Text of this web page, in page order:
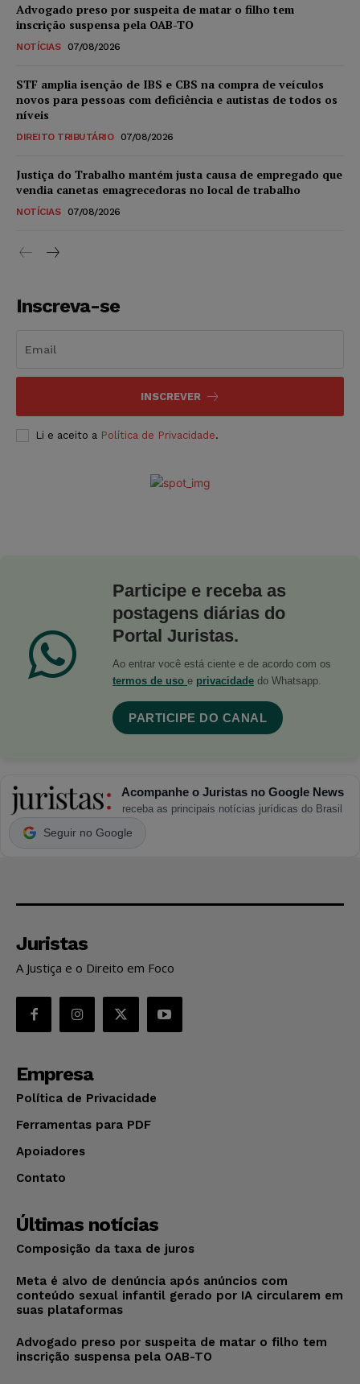
Advogado preso por suspeita de matar o filho tem
inscrição suspensa pela OAB-TO
NOTÍCIAS 07/08/2026
STF amplia isenção de IBS e CBS na compra de veículos
novos para pessoas com deficiência e autistas de todos os
níveis
DIREITO TRIBUTÁRIO 07/08/2026
Justiça do Trabalho mantém justa causa de empregado que
vendia canetas emagrecedoras no local de trabalho
NOTÍCIAS 07/08/2026
Inscreva-se
INSCREVER
Li e aceito a Política de Privacidade.
Participe e receba as
postagens diárias do
Portal Juristas.
Ao entrar você está ciente e de acordo com os
termos de uso e privacidade do Whatsapp.
PARTICIPE DO CANAL
Acompanhe o Juristas no Google News
receba as principais notícias jurídicas do Brasil
Seguir no Google
Juristas
A Justiça e o Direito em Foco
Empresa
Política de Privacidade
Ferramentas para PDF
Apoiadores
Contato
Últimas notícias
Composição da taxa de juros
Meta é alvo de denúncia após anúncios com
conteúdo sexual infantil gerado por IA circularem em
suas plataformas
Advogado preso por suspeita de matar o filho tem
inscrição suspensa pela OAB-TO